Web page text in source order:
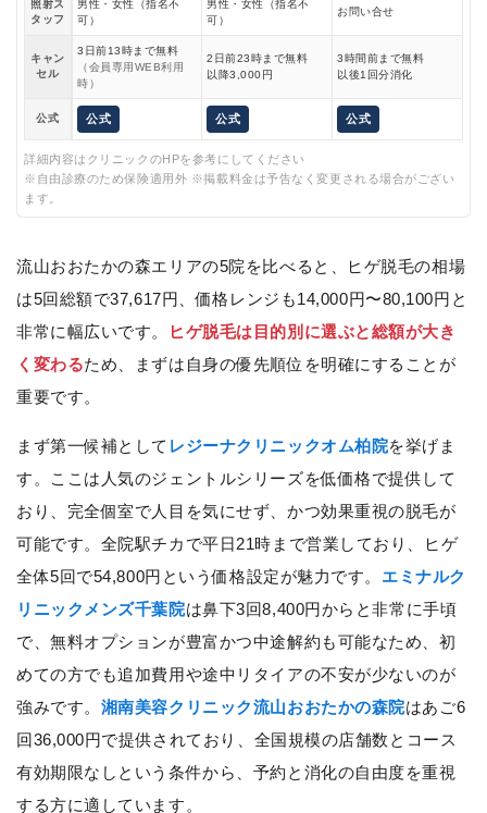
照射ス
タッフ
男性・女性（指名不
可）
男性・女性（指名不
可）
お問い合せ
キャン
セル
3日前13時まで無料
（会員専用WEB利用
時）
2日前23時まで無料
以降3,000円
3時間前まで無料
以後1回分消化
公式 公式 公式 公式
詳細内容はクリニックのHPを参考にしてください
※自由診療のため保険適用外 ※掲載料金は予告なく変更される場合がござい
ます。
流山おおたかの森エリアの5院を比べると、ヒゲ脱毛の相場
は5回総額で37,617円、価格レンジも14,000円〜80,100円と
非常に幅広いです。
ヒゲ脱毛は目的別に選ぶと総額が大き
く変わるため、まずは自身の優先順位を明確にすることが
重要です。
まず第一候補として レジーナクリニックオム柏院を挙げま
す。ここは人気のジェントルシリーズを低価格で提供して
おり、完全個室で人目を気にせず、かつ効果重視の脱毛が
可能です。全院駅チカで平日21時まで営業しており、ヒゲ
全体5回で54,800円という価格設定が魅力です。 エミナルク
リニックメンズ千葉院は鼻下3回8,400円からと非常に手頃
で、無料オプションが豊富かつ中途解約も可能なため、初
めての方でも追加費用や途中リタイアの不安が少ないのが
強みです。 湘南美容クリニック流山おおたかの森院はあご6
回36,000円で提供されており、全国規模の店舗数とコース
有効期限なしという条件から、予約と消化の自由度を重視
する方に適しています。